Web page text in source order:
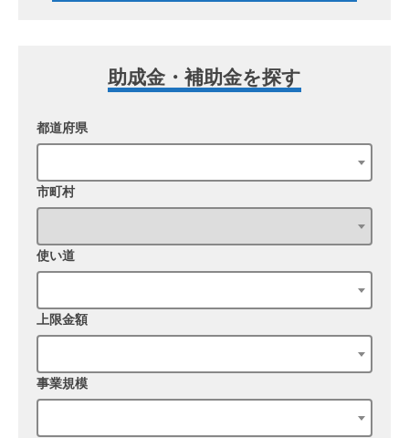
助成金・補助金を探す
都道府県
市町村
使い道
上限金額
事業規模